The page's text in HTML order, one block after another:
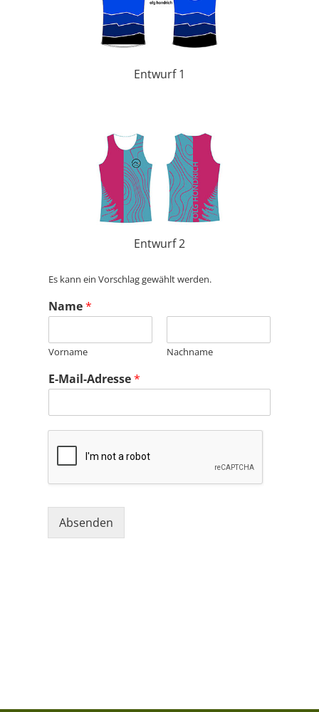
Entwurf 1
Entwurf 2
Es kann ein Vorschlag gewählt werden.
Name*
Vorname Nachname
E-Mail-Adresse*
Absenden